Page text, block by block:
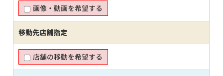
画像・動画を希望する
移動先店舗指定
店舗の移動を希望する